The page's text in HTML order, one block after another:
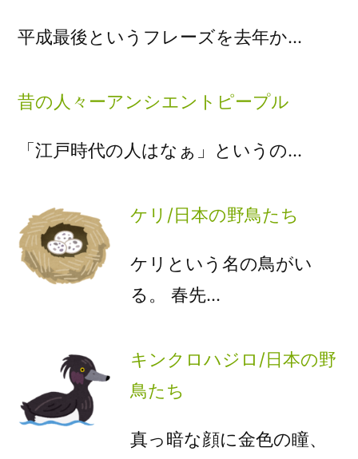
平成最後というフレーズを去年か…
昔の人々ーアンシエントピープル
「江戸時代の人はなぁ」というの…
ケリ/日本の野鳥たち
ケリという名の鳥がい
る。 春先…
キンクロハジロ/日本の野
鳥たち
真っ暗な顔に金色の瞳、